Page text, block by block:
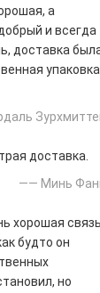
а
и всегда
доставка
доставка.
—— Минь
хорошая
будто он
но